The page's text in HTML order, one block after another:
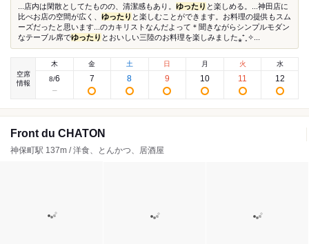
...店内は閑散としてたものの、清潔感もあり。 ゆったり と楽しめる。...神田店に
比べお店の空間が広く、 ゆったり と楽しむことができます。お料理の提供もスム
ーズだったと思います...のカキリストなんだよって＊聞きながらシンプルモダン
なテーブル席でゆったり とおいしい三陸のお料理を楽しみました⁎⁺˳✧...
空席
情報
木
8/6
金
7
土
8
日
9
月
10
火
11
水
12
Front du CHATON
神保町駅 137m / 洋食、とんかつ、居酒屋